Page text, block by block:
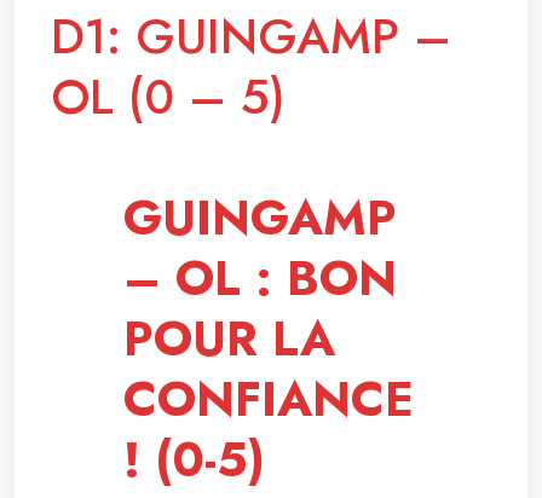
D1: GUINGAMP –
OL (0 – 5)
GUINGAMP
– OL : BON
POUR LA
CONFIANCE
! (0-5)